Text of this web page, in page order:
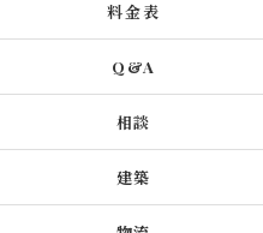
料金表
Q&A
相談
建築